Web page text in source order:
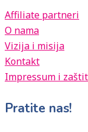
Affiliate partneri
O nama
Vizija i misija
Kontakt
Impressum i
Pratite nas!